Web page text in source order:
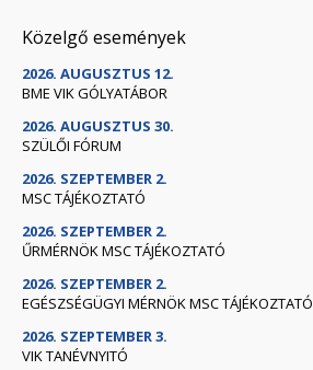
Közelgő események
2026. AUGUSZTUS 12.
BME VIK GÓLYATÁBOR
2026. AUGUSZTUS 30.
SZÜLŐI FÓRUM
2026. SZEPTEMBER 2.
MSC TÁJÉKOZTATÓ
2026. SZEPTEMBER 2.
ŰRMÉRNÖK MSC TÁJÉKOZTATÓ
2026. SZEPTEMBER 2.
EGÉSZSÉGÜGYI MÉRNÖK MSC TÁJÉKOZTATÓ
2026. SZEPTEMBER 3.
VIK TANÉVNYITÓ